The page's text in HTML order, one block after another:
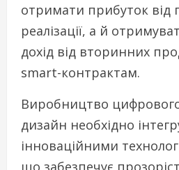
отримати прибуток від
реалізації, а й
дохід від вторинних
smart-контрактам.
Виробництво
дизайн необхідно
інноваційними
що забезпечує